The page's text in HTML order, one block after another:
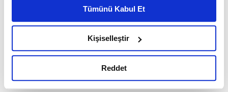
Metnimizi ziyaret edebilirsiniz.
6698 sayılı Kişisel Verilerin Korunması Kanunu uyarınca
okumak ve sitemizi ziyaretiniz kapsamında
gerçekleştirilen veri işleme faaliyetleri ile ilgili daha
detaylı bilgi almak için lütfentıklayınız.
Tümünü Kabul Et
Kişiselleştir
Reddet